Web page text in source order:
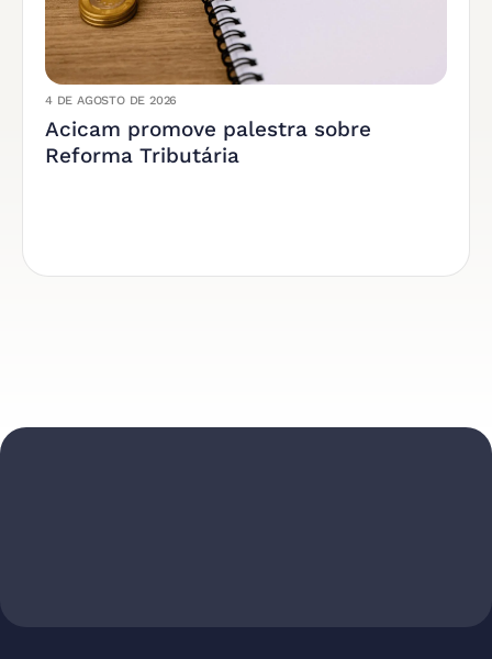
4 DE AGOSTO DE 2026
Acicam promove palestra sobre
Reforma Tributária